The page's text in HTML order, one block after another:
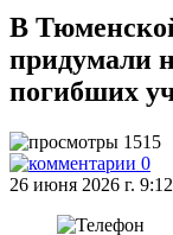
В
придумали
погибших
1515
0
26 июня 2026 г. 9:12